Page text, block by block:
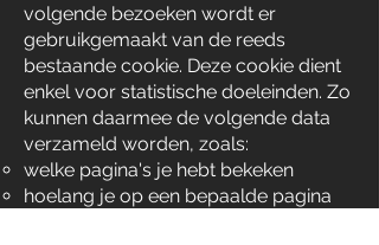
volgende bezoeken wordt er
gebruikgemaakt van de reeds
bestaande cookie. Deze cookie dient
enkel voor statistische doeleinden. Zo
kunnen daarmee de volgende data
verzameld worden, zoals:
welke pagina's je hebt bekeken
hoelang je op een bepaalde pagina